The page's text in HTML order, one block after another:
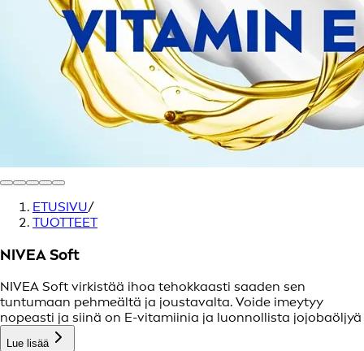
ETUSIVU/
TUOTTEET
NIVEA Soft
NIVEA Soft virkistää ihoa tehokkaasti saaden sen
tuntumaan pehmeältä ja joustavalta. Voide imeytyy
nopeasti ja siinä on E-vitamiinia ja luonnollista jojobaöljyä
Lue lisää